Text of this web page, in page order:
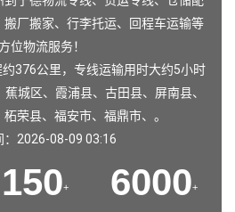
厂搬家、行李托运、回程车运输等
位物流服务！
376公里，专线运输用时大约5小时
蕉城区、 霞浦县、 古田县、 屏南县、
柘荣县、 福安市、 福鼎市、。
：2026-08-09 03:16
150+ 6000+